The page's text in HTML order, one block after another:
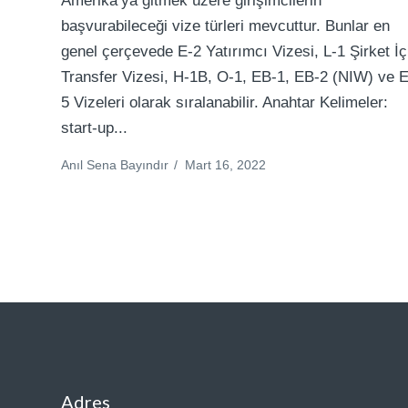
başvurabileceği vize türleri mevcuttur. Bunlar en
genel çerçevede E-2 Yatırımcı Vizesi, L-1 Şirket
Transfer Vizesi, H-1B, O-1, EB-1, EB-2 (NIW) ve
5 Vizeleri olarak sıralanabilir. Anahtar Kelimeler:
start-up...
Anıl Sena Bayındır / Mart 16, 2022
Adres